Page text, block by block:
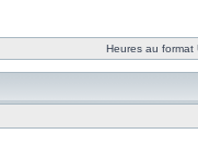
Heures au format